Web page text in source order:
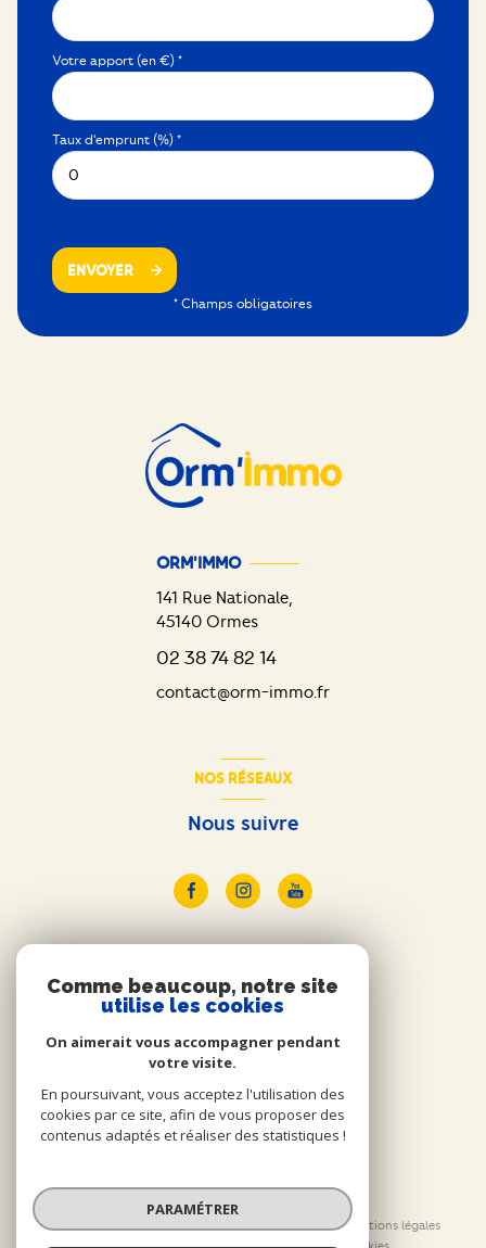
Votre apport (en €) *
Taux d'emprunt (%) *
ENVOYER
* Champs obligatoires
ORM'IMMO
141 Rue Nationale,
45140 Ormes
02 38 74 82 14
contact@orm-immo.fr
NOS RÉSEAUX
Nous suivre
Nous adhérons
Nos honoraires
Nos partenaires
Mentions légales
Comme beaucoup, notre site
utilise les cookies
On aimerait vous accompagner pendant
votre visite.
En poursuivant, vous acceptez l'utilisation des
cookies par ce site, afin de vous proposer des
contenus adaptés et réaliser des statistiques !
PARAMÉTRER